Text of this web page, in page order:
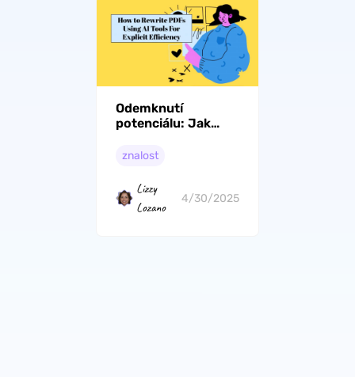
Odemknutí
potenciálu: Jak
pomocí nástrojů
znalost
Lizzy
Lozano
4/30/2025